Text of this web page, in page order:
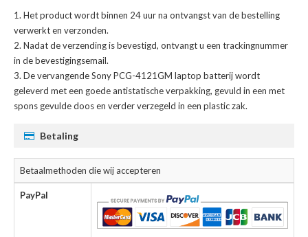
Het product wordt binnen 24 uur na ontvangst van de bestelling
verwerkt en verzonden.
Nadat de verzending is bevestigd, ontvangt u een trackingnummer
in de bevestigingsemail.
Devervangende Sony PCG-4121GM laptop batterijwordt
geleverd met een goede antistatische verpakking, gevuld in een met
spons gevulde doos en verder verzegeld in een plastic zak.
Betaling
Betaalmethoden die wij accepteren
PayPal